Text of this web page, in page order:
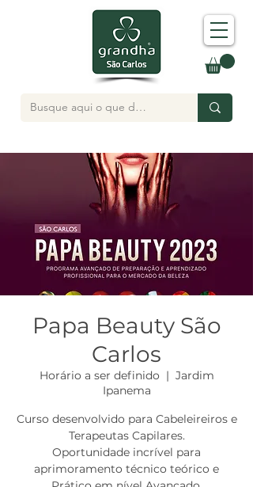
Papa Beauty São
Carlos
Horário a ser definido
  |
Jardim
Ipanema
Curso desenvolvido para Cabeleireiros e
Terapeutas Capilares.
Oportunidade incrível para
aprimoramento técnico teórico e